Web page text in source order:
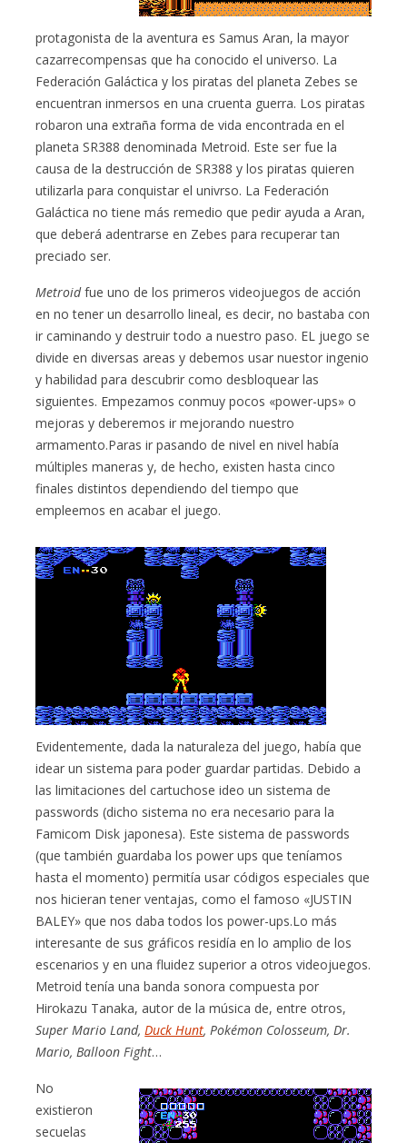
protagonista de la aventura es Samus Aran, la mayor
cazarrecompensas que ha conocido el universo. La
Federación Galáctica y los piratas del planeta Zebes se
encuentran inmersos en una cruenta guerra. Los piratas
robaron una extraña forma de vida encontrada en el
planeta SR388 denominada Metroid. Este ser fue la
causa de la destrucción de SR388 y los piratas quieren
utilizarla para conquistar el univrso. La Federación
Galáctica no tiene más remedio que pedir ayuda a Aran,
que deberá adentrarse en Zebes para recuperar tan
preciado ser.
Metroidfue uno de los primeros videojuegos de acción
en no tener un desarrollo lineal, es decir, no bastaba con
ir caminando y destruir todo a nuestro paso. EL juego se
divide en diversas areas y debemos usar nuestor ingenio
y habilidad para descubrir como desbloquear las
siguientes. Empezamos conmuy pocos «power-ups» o
mejoras y deberemos ir mejorando nuestro
armamento.Paras ir pasando de nivel en nivel había
múltiples maneras y, de hecho, existen hasta cinco
finales distintos dependiendo del tiempo que
empleemos en acabar el juego.
Evidentemente, dada la naturaleza del juego, había que
idear un sistema para poder guardar partidas. Debido a
las limitaciones del cartuchose ideo un sistema de
passwords (dicho sistema no era necesario para la
Famicom Disk japonesa). Este sistema de passwords
(que también guardaba los power ups que teníamos
hasta el momento) permitía usar códigos especiales que
nos hicieran tener ventajas, como el famoso «JUSTIN
BALEY» que nos daba todos los power-ups.Lo más
interesante de sus gráficos residía en lo amplio de los
escenarios y en una fluidez superior a otros videojuegos.
Metroid tenía una banda sonora compuesta por
Hirokazu Tanaka, autor de la música de, entre otros,
Super Mario Land, Duck Hunt, Pokémon Colosseum, Dr.
Mario, Balloon Fight…
No
existieron
secuelas